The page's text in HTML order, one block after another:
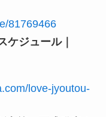
81769466
ケジュール｜
love-jyoutou-